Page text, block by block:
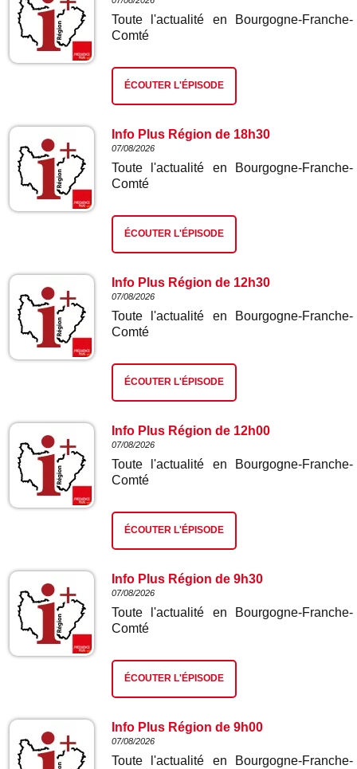
Toute l'actualité en Bourgogne-Franche-
Comté
ÉCOUTER L'ÉPISODE
Info Plus Région de 18h30
07/08/2026
Toute l'actualité en Bourgogne-Franche-
Comté
ÉCOUTER L'ÉPISODE
Info Plus Région de 12h30
07/08/2026
Toute l'actualité en Bourgogne-Franche-
Comté
ÉCOUTER L'ÉPISODE
Info Plus Région de 12h00
07/08/2026
Toute l'actualité en Bourgogne-Franche-
Comté
ÉCOUTER L'ÉPISODE
Info Plus Région de 9h30
07/08/2026
Toute l'actualité en Bourgogne-Franche-
Comté
ÉCOUTER L'ÉPISODE
Info Plus Région de 9h00
07/08/2026
Toute l'actualité en Bourgogne-Franche-